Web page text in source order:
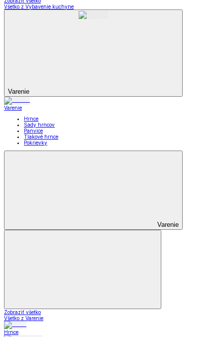
Všetko z Vybavenie kuchyne
Varenie
Varenie
Hrnce
Sady hrncov
Panvice
Tlakové hrnce
Pokrievky
Varenie
Zobraziť všetko
Všetko z Varenie
Hrnce